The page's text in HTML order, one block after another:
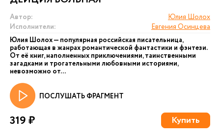
Автор:
Юлия Шолох
Исполнители:
Евгения Осинцева
Юлия Шолох — популярная российская писательница,
работающая в жанрах романтической фантастики и фэнтези.
От её книг, наполненных приключениями, таинственными
загадками и трогательными любовными историями,
невозможно от...
ПОСЛУШАТЬ ФРАГМЕНТ
319 ₽ Купить